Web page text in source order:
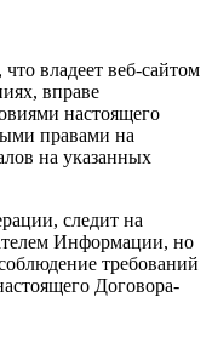
владеет веб-сайтом
вправе
настоящего
правами на
на указанных
следит на
Информации, но
требований
Договора-